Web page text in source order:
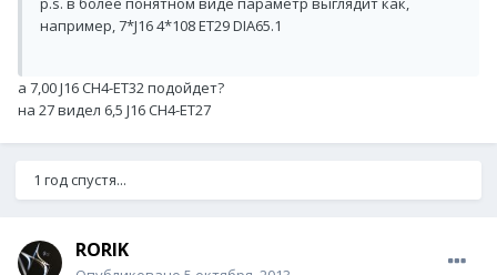
например, 7*J16 4*108 ET29 DIA65.1
а 7,00 J16 CH4-ET32 подойдет?
на 27 видел 6,5 J16 CH4-ET27
1 год спустя...
RORIK